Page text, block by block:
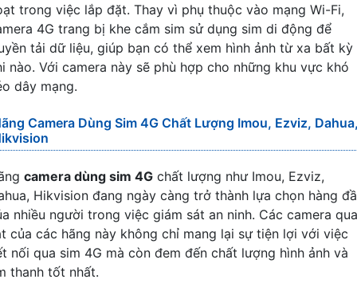
trong việc lắp đặt. Thay vì phụ thuộc vào mạng Wi-Fi,
4G trang bị khe cắm sim sử dụng sim di động để
tải dữ liệu, giúp bạn có thể xem hình ảnh từ xa bất kỳ
nào. Với camera này sẽ phù hợp cho những khu vực khó
dây mạng.
Camera Dùng Sim 4G Chất Lượng Imou, Ezviz,
camera dùng sim 4G chất lượng như Imou, Ezviz,
Hikvision đang ngày càng trở thành lựa chọn hàng
nhiều người trong việc giám sát an ninh. Các camera
của các hãng này không chỉ mang lại sự tiện lợi với việc
nối qua sim 4G mà còn đem đến chất lượng hình ảnh và
thanh tốt nhất.